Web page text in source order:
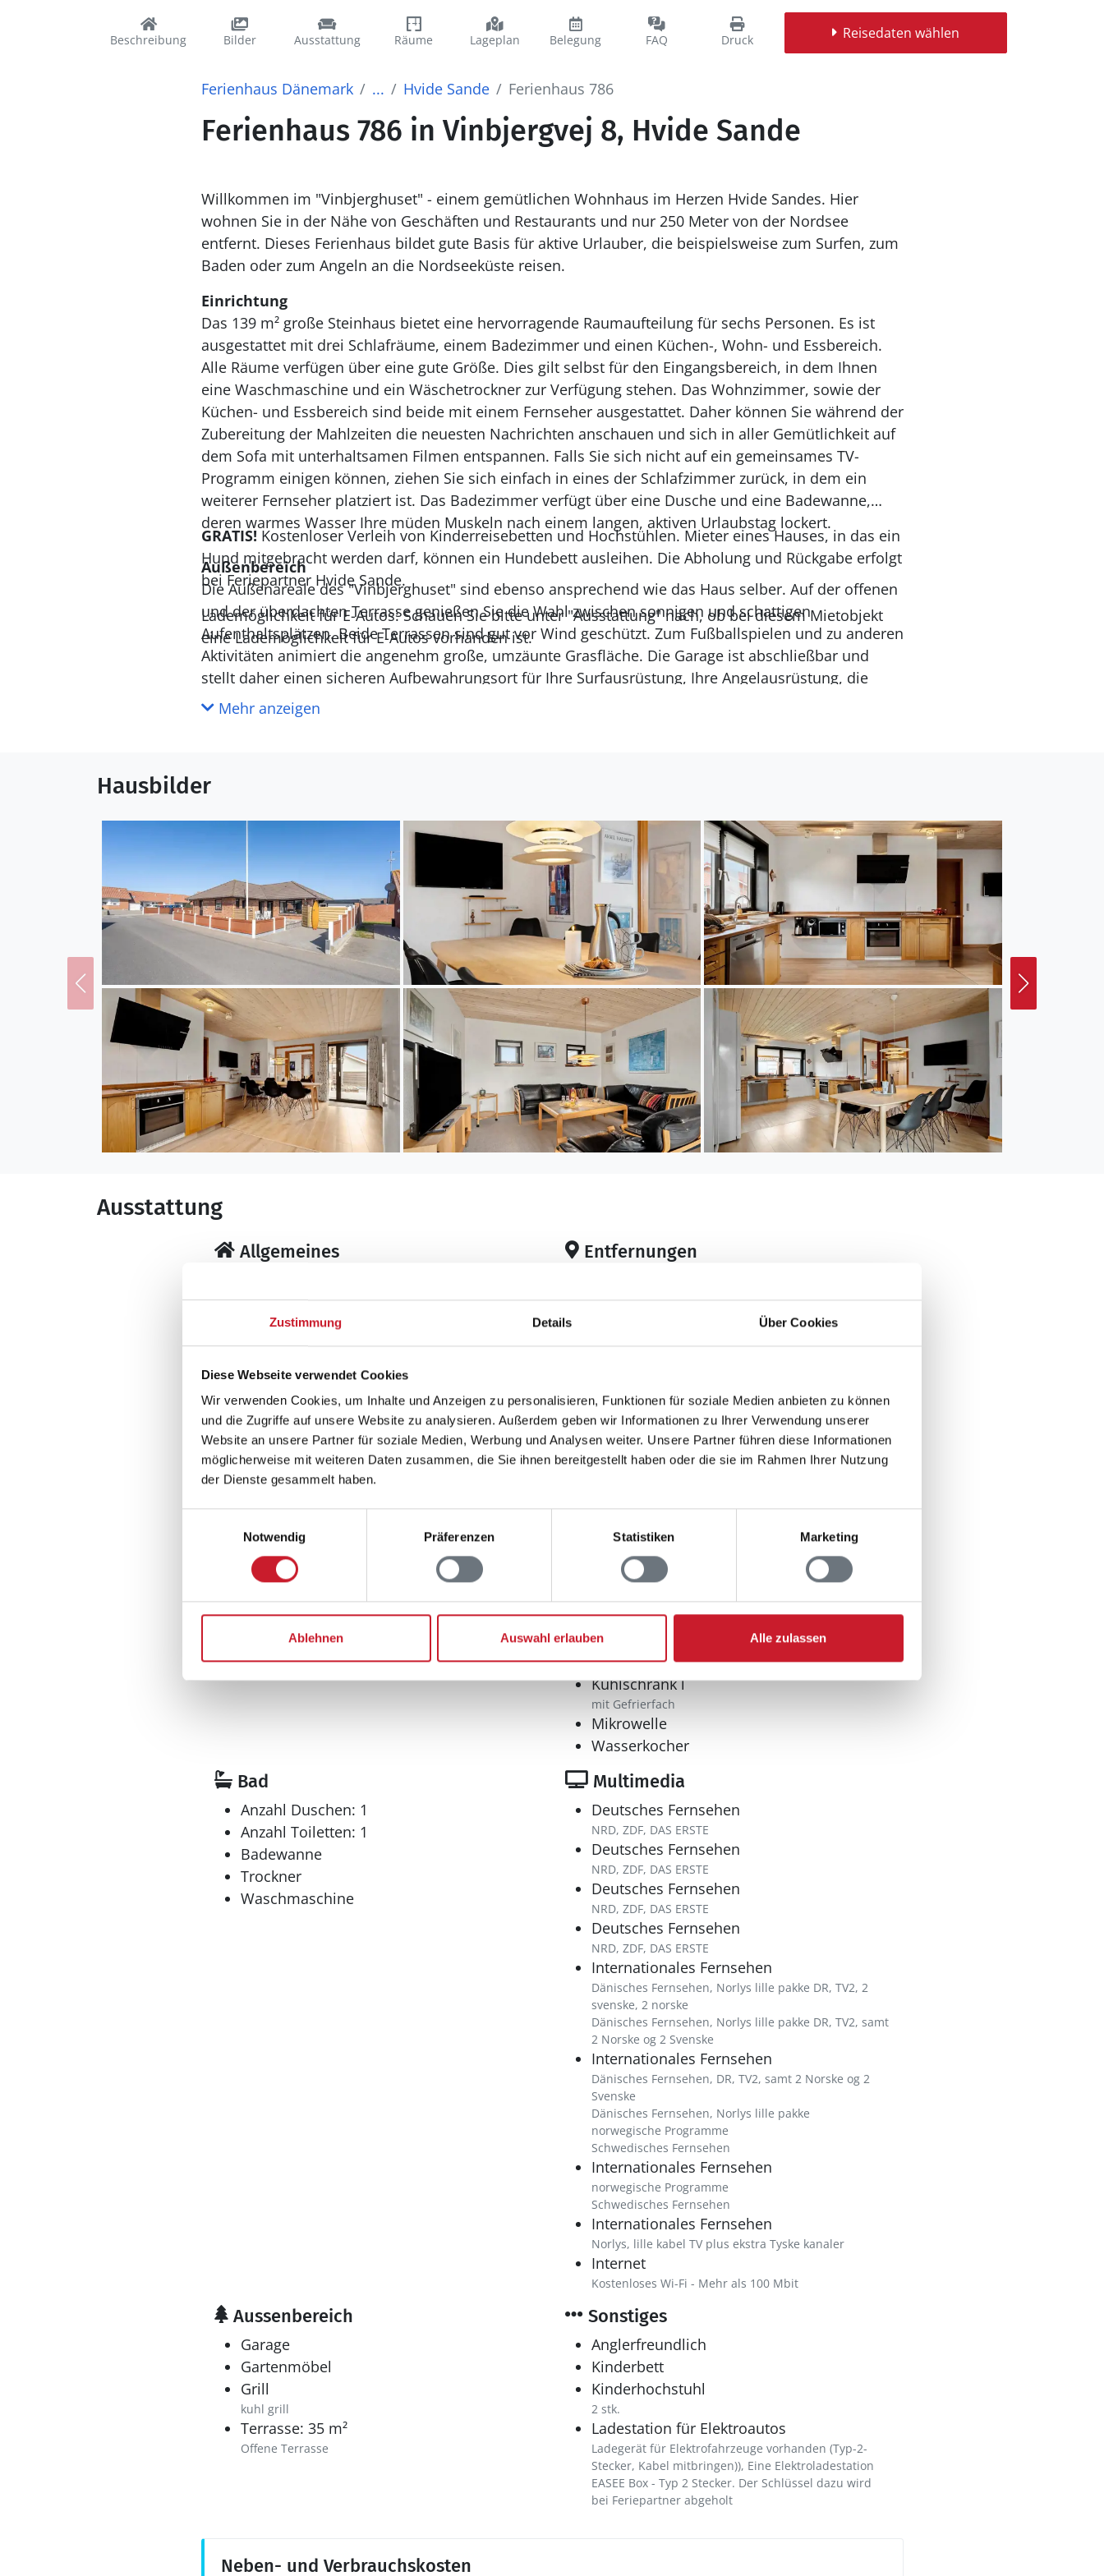
Zustimmung Details Über Cookies
Diese Webseite verwendet Cookies
Wir verwenden Cookies, um Inhalte und Anzeigen zu personalisieren, Funktionen für soziale Medien anbieten zu können
und die Zugriffe auf unsere Website zu analysieren. Außerdem geben wir Informationen zu Ihrer Verwendung unserer
Website an unsere Partner für soziale Medien, Werbung und Analysen weiter. Unsere Partner führen diese Informationen
möglicherweise mit weiteren Daten zusammen, die Sie ihnen bereitgestellt haben oder die sie im Rahmen Ihrer Nutzung
der Dienste gesammelt haben.
Notwendig
Präferenzen Statistiken Marketing
Ablehnen Auswahl erlauben Alle zulassen
Beschreibung Bilder Ausstattung Räume Lageplan Belegung FAQ Druck Reisedaten wählen
Ferienhaus Dänemark ... Hvide Sande Ferienhaus 786
Ferienhaus 786 in Vinbjergvej 8, Hvide Sande
Willkommen im "Vinbjerghuset" - einem gemütlichen Wohnhaus im Herzen Hvide Sandes. Hier
wohnen Sie in der Nähe von Geschäften und Restaurants und nur 250 Meter von der Nordsee
entfernt. Dieses Ferienhaus bildet gute Basis für aktive Urlauber, die beispielsweise zum Surfen, zum
Baden oder zum Angeln an die Nordseeküste reisen.
Einrichtung
Das 139 m² große Steinhaus bietet eine hervorragende Raumaufteilung für sechs Personen. Es ist
ausgestattet mit drei Schlafräume, einem Badezimmer und einen Küchen-, Wohn- und Essbereich.
Alle Räume verfügen über eine gute Größe. Dies gilt selbst für den Eingangsbereich, in dem Ihnen
eine Waschmaschine und ein Wäschetrockner zur Verfügung stehen. Das Wohnzimmer, sowie der
Küchen- und Essbereich sind beide mit einem Fernseher ausgestattet. Daher können Sie während der
Zubereitung der Mahlzeiten die neuesten Nachrichten anschauen und sich in aller Gemütlichkeit auf
dem Sofa mit unterhaltsamen Filmen entspannen. Falls Sie sich nicht auf ein gemeinsames TV-
Programm einigen können, ziehen Sie sich einfach in eines der Schlafzimmer zurück, in dem ein
weiterer Fernseher platziert ist. Das Badezimmer verfügt über eine Dusche und eine Badewanne,
deren warmes Wasser Ihre müden Muskeln nach einem langen, aktiven Urlaubstag lockert.
Außenbereich
Die Außenareale des "Vinbjerghuset" sind ebenso ansprechend wie das Haus selber. Auf der offenen
und der überdachten Terrasse genießen Sie die Wahl zwischen sonnigen und schattigen
Aufenthaltsplätzen. Beide Terrassen sind gut vor Wind geschützt. Zum Fußballspielen und zu anderen
Aktivitäten animiert die angenehm große, umzäunte Grasfläche. Die Garage ist abschließbar und
stellt daher einen sicheren Aufbewahrungsort für Ihre Surfausrüstung, Ihre Angelausrüstung, die
Fahrräder und dergleichen dar. Außenhalb der Garage können Sie Ihre Surfbretter und
Neoprenanzüge abspülen. Eine Easee-Ladebox für E-Autos ist vorhanden. Für die Ladebox benötigen
Lage
spazieren Sie in den Ortskern, zum Hafen und an den Strand. Die Lage bietet Ihnen die Möglichkeit,
zwischendurch ein Eis essen zu gehen, sich in einem der Restaurants verwöhnen zu lassen oder bei
den guten Fischgeschäften Räucherfisch und andere Köstlichkeiten zu kaufen. Wenn Sie selber Ihr
Anglerglück auf die Probe stellen möchten, begeben Sie sich an die guten Angelplätze an der
Schleuse. Ihre Urlaubstage können Sie wunderbar mit einem erfrischenden Bad in den wogenden
Nordseewellen beginnen und mit einem traumhaften Sonnenuntergang am Strand beschließen.
Wassersportler, wie Surfer und Kiter, erwarten sehr gute Spots an Nordsee und Fjord. Per Fahrrad
erkunden Sie die reizvolle Landschaft Holmsland Klits, die durch prachtvolle Dünen und
weitgestreckte Heideflächen geprägt wird.
GRATIS! Kostenloser Verleih von Kinderreisebetten und Hochstühlen. Mieter eines Hauses, in das ein
Hund mitgebracht werden darf, können ein Hundebett ausleihen. Die Abholung und Rückgabe erfolgt
bei Feriepartner Hvide Sande.
Lademöglichkeit für E-Autos: Schauen Sie bitte unter "Ausstattung" nach, ob bei diesem Mietobjekt
eine Lademöglichkeit für E-Autos vorhanden ist.
Mehr anzeigen
Hausbilder
Ausstattung
Allgemeines
Baujahr: 1986
Energiesparhaus
Fernwärme
Grundstücksfläche: 454 m²
Inkl. Endreinigung
Nichtraucher
Renovierung: 2019
Teilw. renoviert
Wohnfläche: 139 m²
Entfernungen
Ganzjährig geöffnet
Abstand Golfplatz: 15.000 m
Abstand Restaurant: 400 m
Sand-/Steinstrand
Abstand Küste: 250 m
Abstand Fjord: 500 m
Schlafbereich
Anzahl Einzelbetten: 2
90 x 200 cm
90 x 200 cm
Anzahl Schlafcouches: 1
Küche
Dunstabzug
Extra Backofen
Geschirrspüler
Kaffeemaschine
Kochplatten: 1
elektrische, 4 Kochzonen
Kühlschrank l
mit Gefrierfach
Mikrowelle
Wasserkocher
Bad
Anzahl Duschen: 1
Anzahl Toiletten: 1
Badewanne
Trockner
Waschmaschine
Multimedia
Deutsches Fernsehen
NRD, ZDF, DAS ERSTE
Deutsches Fernsehen
NRD, ZDF, DAS ERSTE
Deutsches Fernsehen
NRD, ZDF, DAS ERSTE
Deutsches Fernsehen
NRD, ZDF, DAS ERSTE
Internationales Fernsehen
Dänisches Fernsehen, Norlys lille pakke DR, TV2, 2
svenske, 2 norske
Dänisches Fernsehen, Norlys lille pakke DR, TV2, samt
2 Norske og 2 Svenske
Internationales Fernsehen
Dänisches Fernsehen, DR, TV2, samt 2 Norske og 2
Svenske
Dänisches Fernsehen, Norlys lille pakke
norwegische Programme
Schwedisches Fernsehen
Internationales Fernsehen
norwegische Programme
Schwedisches Fernsehen
Internationales Fernsehen
Norlys, lille kabel TV plus ekstra Tyske kanaler
Internet
Kostenloses Wi-Fi - Mehr als 100 Mbit
Aussenbereich
Garage
Gartenmöbel
Grill
kuhl grill
Terrasse: 35 m²
Offene Terrasse
Sonstiges
Anglerfreundlich
Kinderbett
Kinderhochstuhl
2 stk.
Ladestation für Elektroautos
Ladegerät für Elektrofahrzeuge vorhanden (Typ-2-
Stecker, Kabel mitbringen)), Eine Elektroladestation
EASEE Box - Typ 2 Stecker. Der Schlüssel dazu wird
bei Feriepartner abgeholt
Neben- und Verbrauchskosten